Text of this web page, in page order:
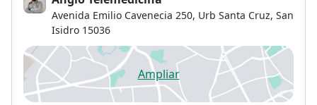
Avenida Emilio Cavenecia 250, Urb Santa Cruz, San
Isidro 15036
Ampliarse abre en una nueva